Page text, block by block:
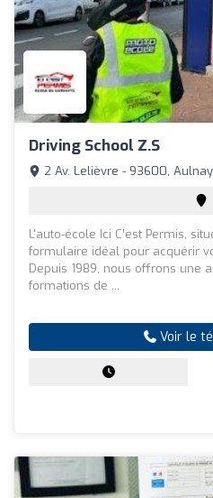
Driving School Z.s
2 Av. Lelièvre - 93600,
L'auto-école Ici C’est Permis,
formulaire idéal pour acquérir
Depuis 1989, nous offrons une
formations de ...
Voir le